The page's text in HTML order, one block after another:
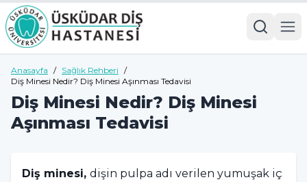
Anasayfa / Sağlık Rehberi /
Diş Minesi Nedir? Diş Minesi Aşınması Tedavisi
Diş Minesi Nedir? Diş Minesi
Aşınması Tedavisi
Diş minesi, dişin pulpa adı verilen yumuşak iç